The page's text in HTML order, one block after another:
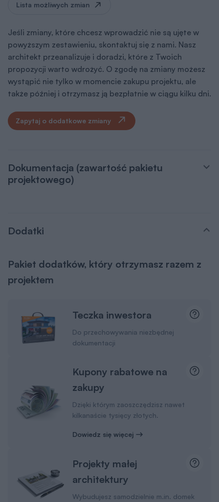
Lista możliwych zmian
Jeśli zmiany, które chcesz wprowadzić nie są ujęte w
powyższym zestawieniu, skontaktuj się z nami. Nasz
architekt przeanalizuje i doradzi, które z Twoich
propozycji warto wdrożyć. O zgodę na zmiany możesz
wystąpić nie tylko w momencie zakupu projektu, ale
także później i otrzymasz ją bezpłatnie w ciągu kilku dni.
Zapytaj o dodatkowe zmiany
Dokumentacja (zawartość pakietu
projektowego)
Dodatki
Pakiet dodatków, który otrzymasz razem z
projektem
Teczka inwestora
Do przechowywania niezbędnej
dokumentacji
Kupony rabatowe na
zakupy
Dzięki którym zaoszczędzisz nawet
kilkanaście tysięcy złotych.
Dowiedz się więcej
Projekty małej
architektury
Wybudujesz samodzielnie m.in. domek